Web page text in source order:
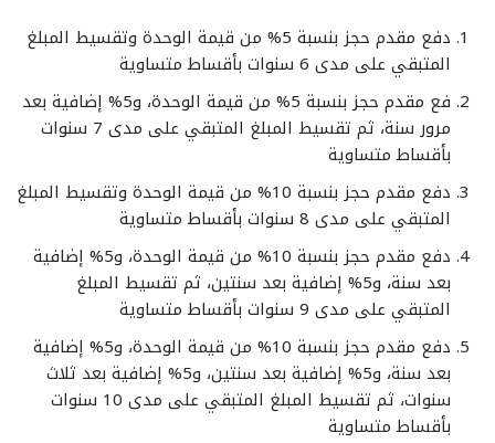
دفع مقدم حجز بنسبة 5% من قيمة الوحدة وتقسيط المبلغ
المتبقي على مدى 6 سنوات بأقساط متساوية
فع مقدم حجز بنسبة 5% من قيمة الوحدة، و5% إضافية بعد
مرور سنة، ثم تقسيط المبلغ المتبقي على مدى 7 سنوات
بأقساط متساوية
دفع مقدم حجز بنسبة 10% من قيمة الوحدة وتقسيط المبلغ
المتبقي على مدى 8 سنوات بأقساط متساوية
دفع مقدم حجز بنسبة 10% من قيمة الوحدة، و5% إضافية
بعد سنة، و5% إضافية بعد سنتين، ثم تقسيط المبلغ
المتبقي على مدى 9 سنوات بأقساط متساوية
دفع مقدم حجز بنسبة 10% من قيمة الوحدة، و5% إضافية
بعد سنة، و5% إضافية بعد سنتين، و5% إضافية بعد ثلاث
سنوات، ثم تقسيط المبلغ المتبقي على مدى 10 سنوات
بأقساط متساوية